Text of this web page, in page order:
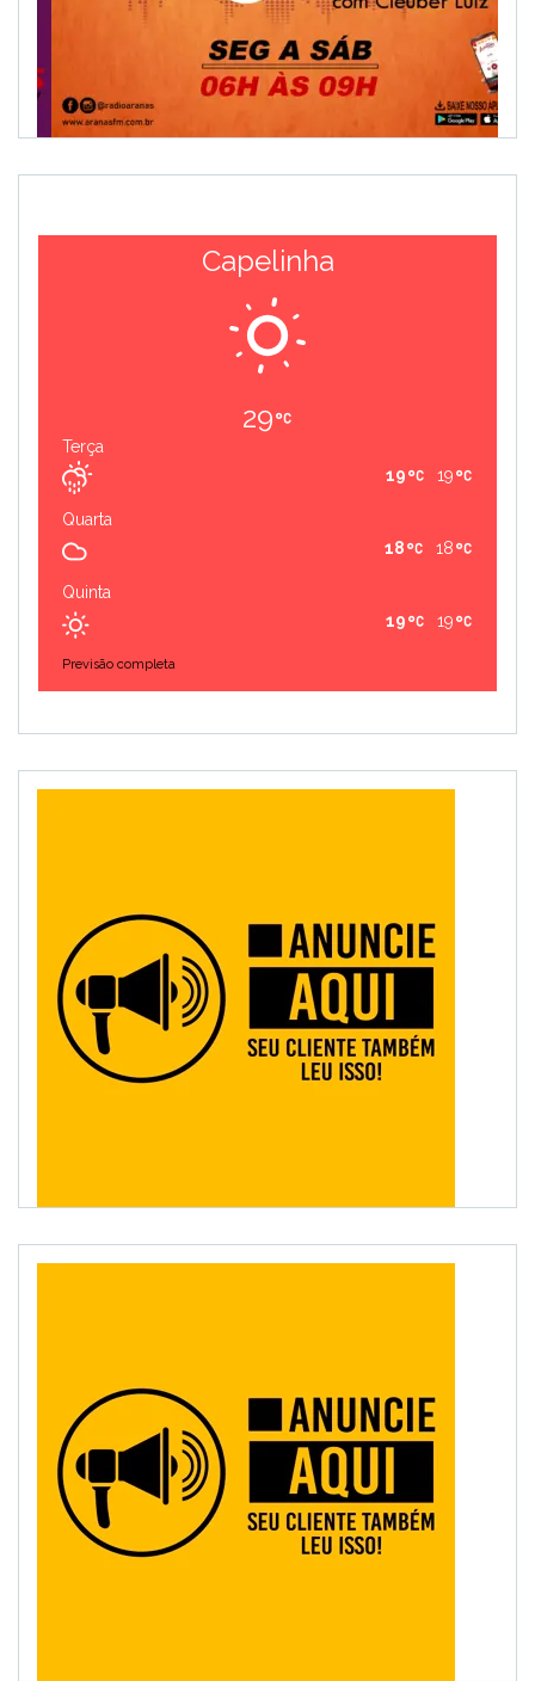
Capelinha
29
Terça
19
19
Quarta
18
18
Quinta
19
19
Previsão completa